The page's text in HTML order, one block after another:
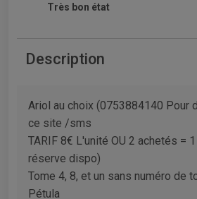
Très bon état
Description
Ariol au choix (0753884140 Pour
ce site /sms
TARIF 8€ L'unité OU 2 achetés =
réserve dispo)
Tome 4, 8, et un sans numéro de
Pétula